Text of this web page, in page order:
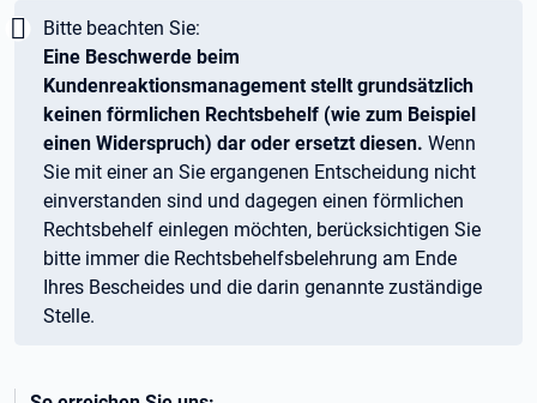
Wichtig:
Bitte beachten Sie:
Eine Beschwerde beim
Kundenreaktionsmanagement stellt grundsätzlich
keinen förmlichen Rechtsbehelf (wie zum Beispiel
einen Widerspruch) dar oder ersetzt diesen. Wenn
Sie mit einer an Sie ergangenen Entscheidung nicht
einverstanden sind und dagegen einen förmlichen
Rechtsbehelf einlegen möchten, berücksichtigen Sie
bitte immer die Rechtsbehelfsbelehrung am Ende
Ihres Bescheides und die darin genannte zuständige
Stelle.